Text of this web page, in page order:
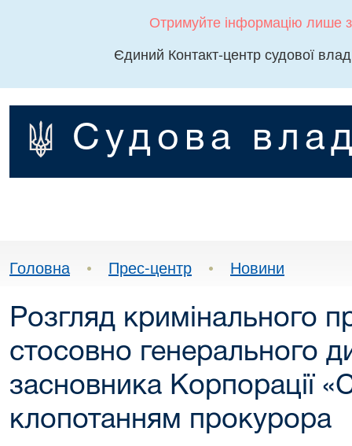
Отримуйте інформацію лише
Єдиний Контакт-центр судової
Судова
Головна • Прес-центр • Новини
Розгляд кримінального
стосовно генерального
засновника Корпорації
клопотанням прокурора